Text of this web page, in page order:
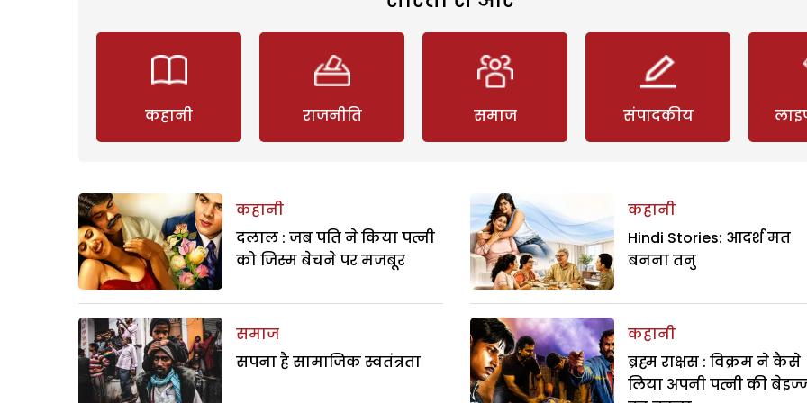
कहानी राजनीति समाज संपादकीय
कहानी
दलाल : जब पति ने किया पत्नी
को जिस्म बेचने पर मजबूर
समाज
सपना है सामाजिक स्वतंत्रता
कहानी
Hindi Stories: आदर्श मत
बनना तनु
कहानी
ब्रह्म राक्षस : विक्रम ने कैसे
लिया अपनी पत्नी की